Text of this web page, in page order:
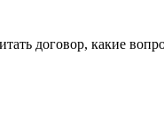
договор, какие